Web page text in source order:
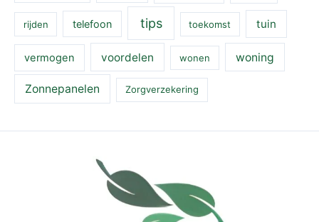
rijden telefoon tips toekomst tuin
vermogen voordelen wonen woning
Zonnepanelen Zorgverzekering